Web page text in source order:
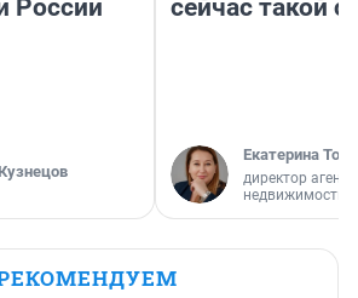
России
сейчас такой
Екатерина
директор
недвижимости